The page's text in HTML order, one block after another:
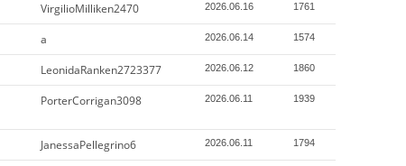
VirgilioMilliken2470 2026.06.16 1761
a 2026.06.14 1574
LeonidaRanken2723377 2026.06.12 1860
PorterCorrigan3098 2026.06.11 1939
JanessaPellegrino6 2026.06.11 1794